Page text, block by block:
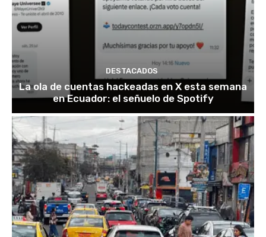
DESTACADOS
La ola de cuentas hackeadas en X esta semana
en Ecuador: el señuelo de Spotify